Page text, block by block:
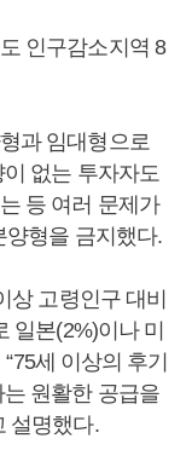
인구감소지역 8
과 임대형으로
없는 투자자도
등 여러 문제가
양형을 금지했다.
상 고령인구 대비
일본(2%)이나 미
세 이상의 후기
원활한 공급을
설명했다.